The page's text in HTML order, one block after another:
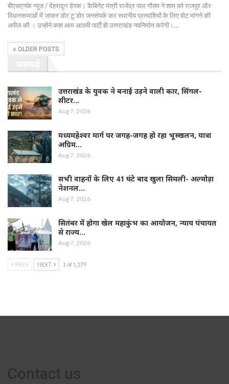
बीएसएनके न्यूज / देहरादून डेस्क। कैबिनेट मंत्री राजेंद्र पाल गौतम ने शाम को राजपुर और
विधानसभाओं में जाकर डोर टू डोर जनसंपर्क कर स्थानीय प्रत्याशियों के लिए वोट मांगने की
अपील की । उन्होंने कहा आम आदमी पार्टी ही उत्तराखंड नवनिर्माण करेगी।…
OLDER POSTS
उत्तराखंड के युवक ने बनाई उड़ने वाली कार, सिंगल-
सीटर…
Aug 7, 2026
मध्यमहेश्वर मार्ग पर जगह-जगह हो रहा भूस्खलन, यात्रा
अग्रिम…
Aug 7, 2026
सभी वाहनों के लिए 41 घंटे बाद खुला सिमली- अल्मोड़ा
नेशनल…
Aug 7, 2026
सितंबर में होगा खेल महाकुंभ का आयोजन, न्याय पंचायत
से राज्य…
Aug 7, 2026
PREV NEXT 1 of 1,579